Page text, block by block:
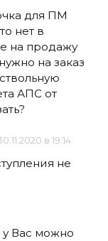
для ПМ
нет в
на продажу
на заказ
АПС от
в 19:14
не
Вас можно